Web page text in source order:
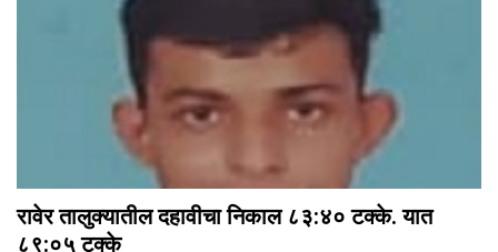
रावेर तालुक्यातील दहावीचा निकाल ८३:४० टक्के. यात
८९:०५ टक्के